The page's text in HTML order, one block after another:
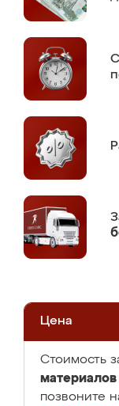
Цена
Стоимость
материалов
позвоните